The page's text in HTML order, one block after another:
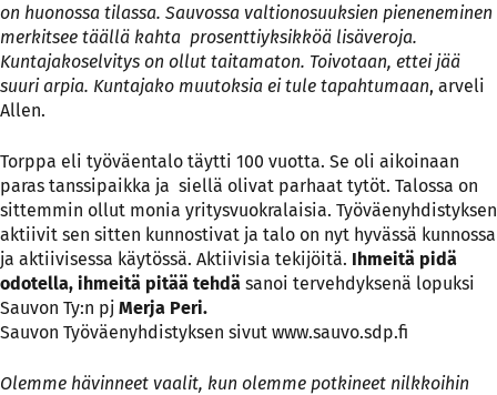
on huonossa tilassa. Sauvossa valtionosuuksien pieneneminen
merkitsee täällä kahta prosenttiyksikköä lisäveroja.
Kuntajakoselvitys on ollut taitamaton. Toivotaan, ettei jää
suuri arpia. Kuntajako muutoksia ei tule tapahtumaan, arveli
Allen.
Torppa eli työväentalo täytti 100 vuotta. Se oli aikoinaan
paras tanssipaikka ja siellä olivat parhaat tytöt. Talossa on
sittemmin ollut monia yritysvuokralaisia. Työväenyhdistyksen
aktiivit sen sitten kunnostivat ja talo on nyt hyvässä kunnossa
ja aktiivisessa käytössä. Aktiivisia tekijöitä. Ihmeitä pidä
odotella, ihmeitä pitää tehdä sanoi tervehdyksenä lopuksi
Sauvon Ty:n pj Merja Peri.
Sauvon Työväenyhdistyksen sivut www.sauvo.sdp.fi
Olemme hävinneet vaalit, kun olemme potkineet nilkkoihin